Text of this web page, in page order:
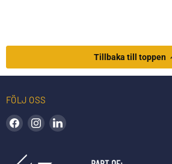
Tillbaka till toppen
FÖLJ OSS
Hitta oss på Facebook
Hitta oss på Instagram